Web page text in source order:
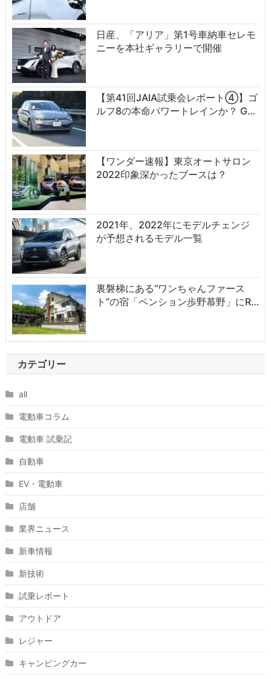
日産、「アリア」第1号車納車セレモ
ニーを本社ギャラリーで開催
【第41回JAIA試乗会レポート④】ゴ
ルフ8の本命パワートレインか？ G…
【ワンダー速報】東京オートサロン
2022印象深かったブースは？
2021年、2022年にモデルチェンジ
が予想されるモデル一覧
裏磐梯にある“ワンちゃんファース
ト”の宿「ペンション歩野慕野」にR…
カテゴリー
all
電動車コラム
電動車 試乗記
自動車
EV・電動車
店舗
業界ニュース
新車情報
新技術
試乗レポート
アウトドア
レジャー
キャンピングカー